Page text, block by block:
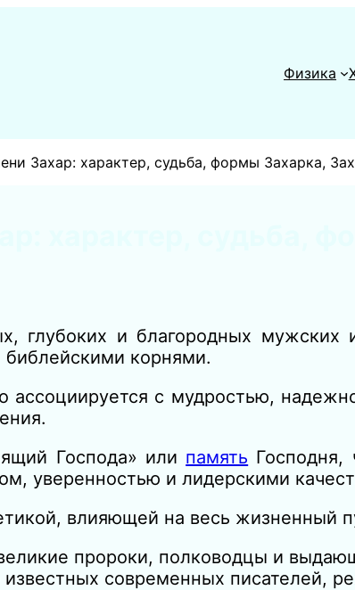
Физика
Захар: характер, судьба, формы Захарка,
глубоких и благородных мужских
корнями.
с мудростью,
Господа» или память Господня,
уверенностью и лидерскими
влияющей на весь жизненный
пророки, полководцы и
современных писателей,